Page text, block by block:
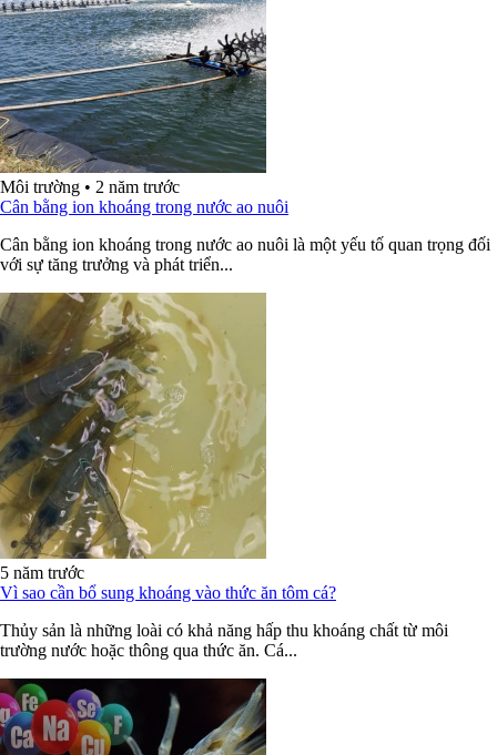
Môi trường • 2 năm trước
Cân bằng ion khoáng trong nước ao nuôi
Cân bằng ion khoáng trong nước ao nuôi là một yếu tố quan trọng đối
với sự tăng trưởng và phát triển...
5 năm trước
Vì sao cần bổ sung khoáng vào thức ăn tôm cá?
Thủy sản là những loài có khả năng hấp thu khoáng chất từ môi
trường nước hoặc thông qua thức ăn. Cá...